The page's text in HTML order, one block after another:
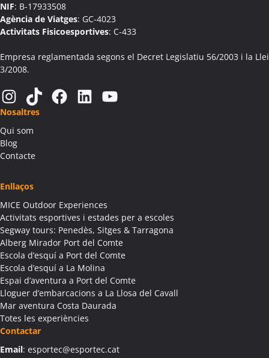
Activitats Família Amics Aín
Colònies Escolars Aín
Activitats Teambuilding Empreses Aitona
Activitats Família Amics Aitona
Colònies Escolars Aitona
Activitats Teambuilding Empreses Alàs i Cerc
Activitats Família Amics Alàs i Cerc
Colònies Escolars Alàs i Cerc
Activitats Teambuilding Empreses Albagés
Activitats Família Amics Albagés
Colònies Escolars Albanyà
Activitats Teambuilding Empreses Albatàrrec
Activitats Família Amics Albatàrrec
Colònies Escolars Albatàrrec
Activitats Teambuilding Empreses Albesa
Activitats Família Amics Albesa
Colònies Escolars Albesa
Activitats Teambuilding Empreses Albi
Activitats Família Amics Albi
Colònies Escolars Albi
NIF: B-17933508
Agència de Viatges: GC-4023
Activitats Fisicoesportives: C-433
Empresa reglamentada segons el Decret Legislatiu 56/2003 i la Llei
3/2008.
Instagram TikTok Facebook LinkedIn YouTube
Nosaltres
Qui som
Blog
Contacte
Enllaços
MICE Outdoor Experiences
Activitats esportives i estades per a escoles
Segway tours: Penedès, Sitges & Tarragona
Alberg Mirador Port del Comte
Escola d’esquí a Port del Comte
Escola d’esquí a La Molina
Espai d’aventura a Port del Comte
Lloguer d’embarcacions a La Llosa del Cavall
Mar aventura Costa Daurada
Totes les experiències
Contactar
Email: esportec@esportec.cat